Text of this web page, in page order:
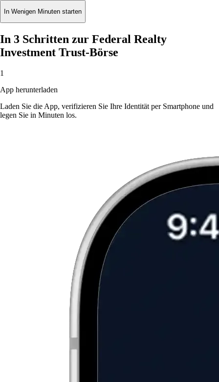
In Wenigen Minuten starten
In 3 Schritten zur Federal Realty
Investment Trust-Börse
1
App herunterladen
Laden Sie die App, verifizieren Sie Ihre Identität per Smartphone und
legen Sie in Minuten los.